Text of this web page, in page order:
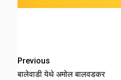
Previous
बालेवाडी येथे अमोल बालवडकर